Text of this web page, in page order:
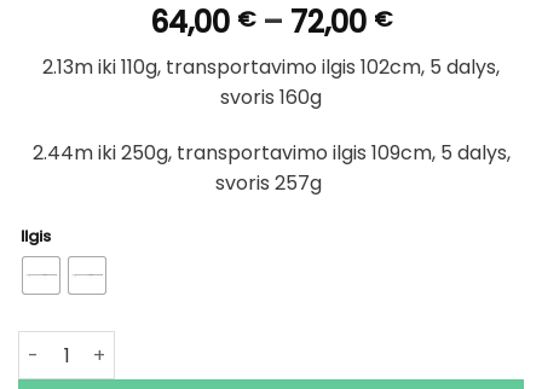
64,00 € – 72,00 €Price
range:
64,00 €
72,00 €
2.13m iki 110g, transportavimo ilgis 102cm, 5 dalys,
svoris 160g
2.44m iki 250g, transportavimo ilgis 109cm, 5 dalys,
svoris 257g
Ilgis
produkto kiekis: Meškerė Penn Teleskop 2.13m iki 110g,